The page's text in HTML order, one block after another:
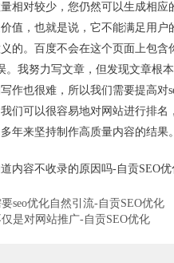
相对较少，您仍然可以生成相
值，也就是说，它不能满足用
的。百度不会在这个页面上包
。我努力写文章，但发现文章根
作也很难，所以我们需要提高对
们可以很容易地对网站进行排
年来坚持制作高质量内容的结果。
内容不收录的原因吗-自贡SEO
seo优化自然引流-自贡SEO优化
是对网站推广-自贡SEO优化